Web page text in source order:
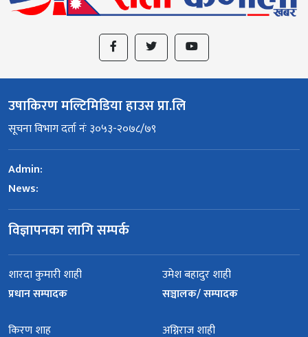
उषाकिरण मल्टिमिडिया हाउस प्रा.लि
सूचना विभाग दर्ता नंः ३०५३-२०७८/७९
Admin:
News:
विज्ञापनका लागि सम्पर्क
शारदा कुमारी शाही
प्रधान सम्पादक
उमेश बहादुर शाही
सञ्चालक/ सम्पादक
किरण शाह
अग्निराज शाही